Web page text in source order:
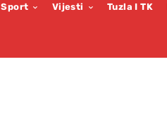
Sport Vijesti Tuzla I TK